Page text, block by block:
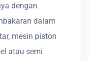
dengan
dalam
mesin piston
atau semi